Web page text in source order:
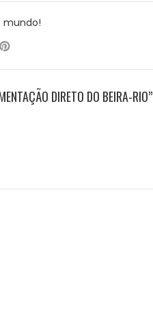
mundo!
DIRETO DO BEIRA-RIO”